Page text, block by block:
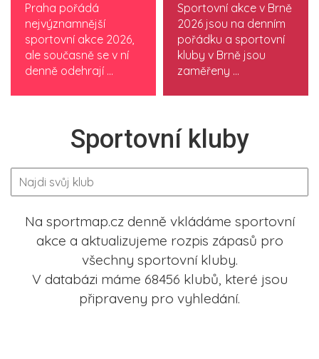
Praha pořádá
nejvýznamnější
sportovní akce 2026,
ale současně se v ní
denně odehrají ...
Sportovní akce v Brně
2026 jsou na denním
pořádku a sportovní
kluby v Brně jsou
zaměřeny ...
Sportovní kluby
Na sportmap.cz denně vkládáme sportovní
akce a aktualizujeme rozpis zápasů pro
všechny sportovní kluby.
V databázi máme 68456 klubů, které jsou
připraveny pro vyhledání.